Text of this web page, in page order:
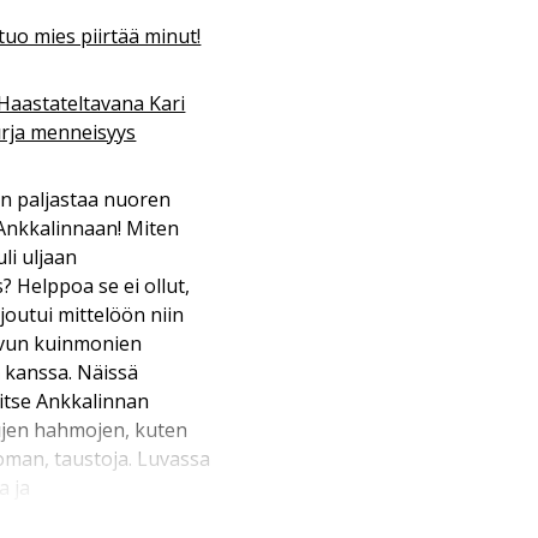
mies piirtää minut!
Kari
menneisyys
paljastaa nuoren
Miten
uljaan
Helppoa se ei ollut,
mittelöön niin
kuinmonien
Näissä
Ankkalinnan
hahmojen, kuten
taustoja. Luvassa
ja
Korhosen